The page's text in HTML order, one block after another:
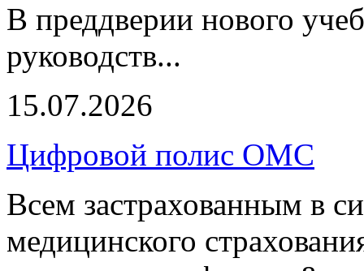
В преддверии нового
руководств...
15.07.2026
Цифровой полис ОМС
Всем застрахованным в
медицинского